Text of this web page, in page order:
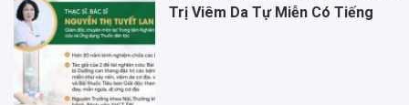
Trị Viêm Da Tự Miễn Có Tiếng